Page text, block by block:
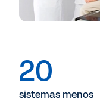
20
sistemas menos